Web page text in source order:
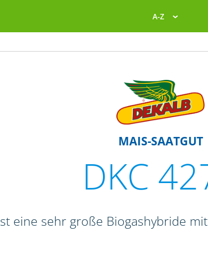
A-Z
MAIS-SAATGUT
DKC
eine sehr große Biogashybride